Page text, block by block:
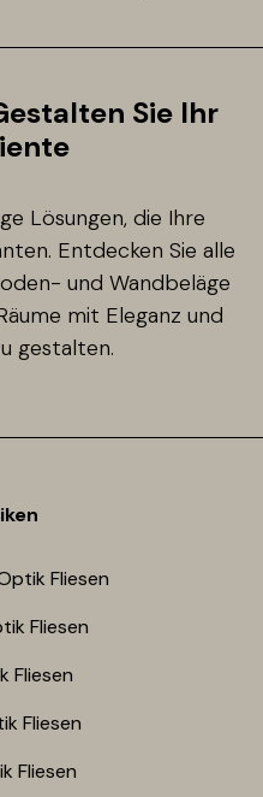
Sie Ihr
Lösungen, die Ihre
Entdecken Sie alle
und Wandbeläge
mit Eleganz und
gestalten.
Fliesen
Fliesen
Fliesen
Fliesen
Fliesen